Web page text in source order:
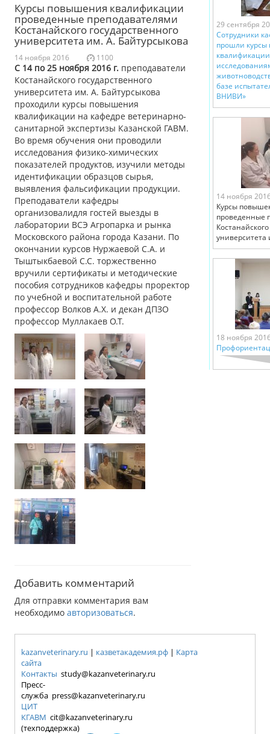
Курсы повышения квалификации
проведенные преподавателями
Костанайского государственного
университета им. А. Байтурсыкова
14 ноября 2016 1100
С 14 по 25 ноября 2016 г. преподаватели
Костанайского государственного
университета им. А. Байтурсыкова
проходили курсы повышения
квалификации на кафедре ветеринарно-
санитарной экспертизы Казанской ГАВМ.
Во время обучения они проводили
исследования физико-химических
показателей продуктов, изучили методы
идентификации образцов сырья,
выявления фальсификации продукции.
Преподаватели кафедры
организовалидля гостей выезды в
лаборатории ВСЭ Агропарка и рынка
Московского района города Казани. По
окончании курсов Нуржаевой С.А. и
Тыштыкбаевой С.С. торжественно
вручили сертификаты и методические
пособия сотрудников кафедры проректор
по учебной и воспитательной работе
профессор Волков А.Х. и декан ДПЗО
профессор Муллакаев О.Т.
Добавить комментарий
Для отправки комментария вам
необходимо авторизоваться.
29 сентября
Сотрудники
прошли
базе
ВНИВИ»
14 ноября
Курсы
проведенные
университета
18 ноября
kazanveterinary.ru | казветакадемия.рф | Карта
сайта
Контакты study@kazanveterinary.ru
Пресс-
служба press@kazanveterinary.ru
ЦИТ
КГАВМ cit@kazanveterinary.ru
(техподдержка)